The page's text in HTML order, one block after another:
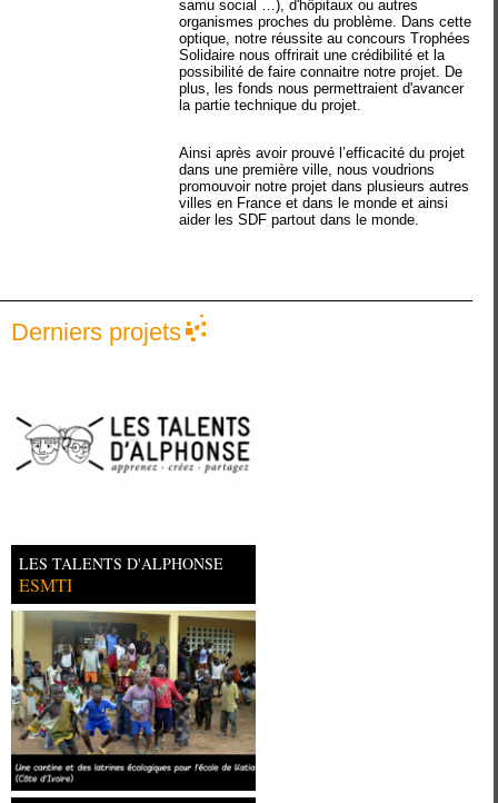
samu social …), d'hôpitaux ou autres
organismes proches du problème. Dans cette
optique, notre réussite au concours Trophées
Solidaire nous offrirait une crédibilité et la
possibilité de faire connaitre notre projet. De
plus, les fonds nous permettraient d'avancer
la partie technique du projet.
Ainsi après avoir prouvé l’efficacité du projet
dans une première ville, nous voudrions
promouvoir notre projet dans plusieurs autres
villes en France et dans le monde et ainsi
aider les SDF partout dans le monde.
Derniers projets
LES TALENTS D'ALPHONSE
ESMTI